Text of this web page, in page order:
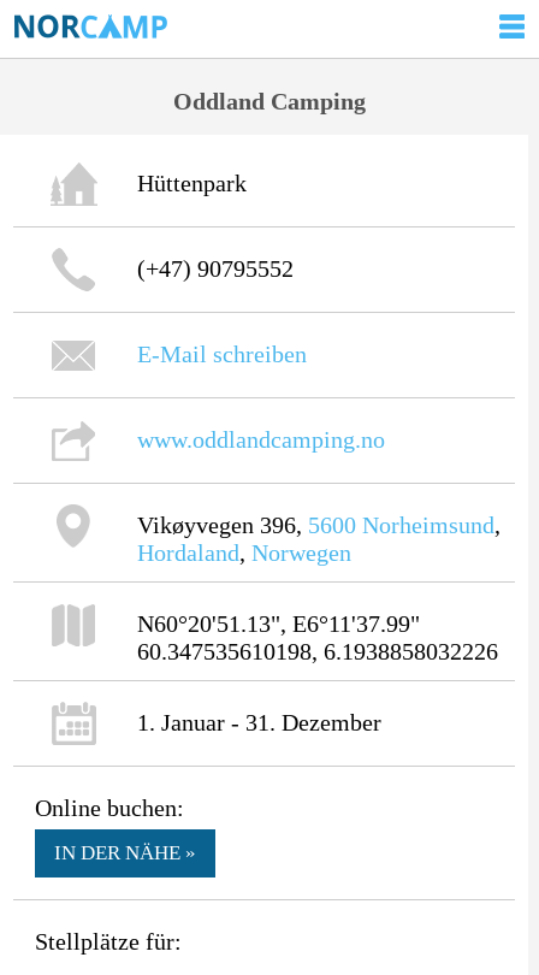
Oddland Camping
Hüttenpark
(+47) 90795552
E-Mail schreiben
www.oddlandcamping.no
Vikøyvegen 396, 5600 Norheimsund,
Hordaland, Norwegen
N60°20'51.13", E6°11'37.99"
60.347535610198, 6.1938858032226
1. Januar - 31. Dezember
Online buchen:
IN DER NÄHE »
Stellplätze für: